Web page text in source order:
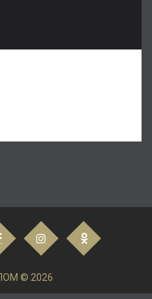
© 2026